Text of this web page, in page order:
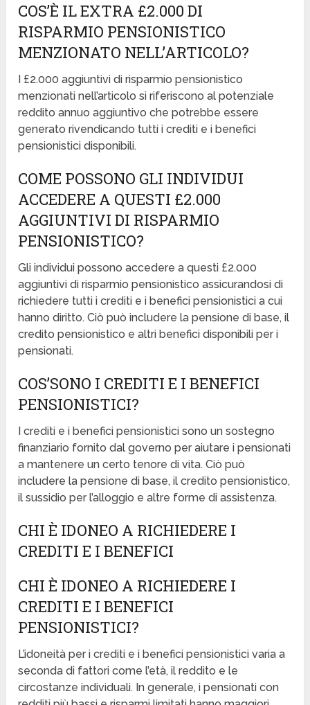
COS’È IL EXTRA £2.000 DI
RISPARMIO PENSIONISTICO
MENZIONATO NELL’ARTICOLO?
I £2.000 aggiuntivi di risparmio pensionistico
menzionati nell’articolo si riferiscono al potenziale
reddito annuo aggiuntivo che potrebbe essere
generato rivendicando tutti i crediti e i benefici
pensionistici disponibili.
COME POSSONO GLI INDIVIDUI
ACCEDERE A QUESTI £2.000
AGGIUNTIVI DI RISPARMIO
PENSIONISTICO?
Gli individui possono accedere a questi £2.000
aggiuntivi di risparmio pensionistico assicurandosi di
richiedere tutti i crediti e i benefici pensionistici a cui
hanno diritto. Ciò può includere la pensione di base, il
credito pensionistico e altri benefici disponibili per i
pensionati.
COS’SONO I CREDITI E I BENEFICI
PENSIONISTICI?
I crediti e i benefici pensionistici sono un sostegno
finanziario fornito dal governo per aiutare i pensionati
a mantenere un certo tenore di vita. Ciò può
includere la pensione di base, il credito pensionistico,
il sussidio per l’alloggio e altre forme di assistenza.
CHI È IDONEO A RICHIEDERE I
CREDITI E I BENEFICI
CHI È IDONEO A RICHIEDERE I
CREDITI E I BENEFICI
PENSIONISTICI?
L’idoneità per i crediti e i benefici pensionistici varia a
seconda di fattori come l’età, il reddito e le
circostanze individuali. In generale, i pensionati con